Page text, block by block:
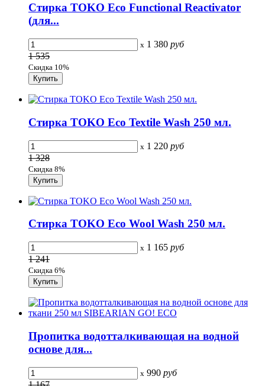
Стирка TOKO Eco Functional Reactivator
(для...
x 1 380 руб
1 535
Скидка 10%
Стирка TOKO Eco Textile Wash 250 мл.
x 1 220 руб
1 328
Скидка 8%
Стирка TOKO Eco Wool Wash 250 мл.
x 1 165 руб
1 241
Скидка 6%
Пропитка водотталкивающая на водной
основе для...
x 990 руб